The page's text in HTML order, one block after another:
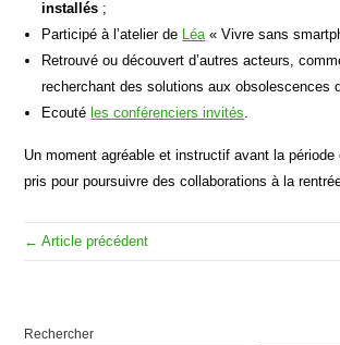
installés ;
Participé à l’atelier de Léa« Vivre sans
Retrouvé ou découvert d’autres acteurs,
recherchant des solutions aux obsolescences
Ecouté les conférenciers invités.
Un moment agréable et instructif avant la
pris pour poursuivre des collaborations à la
← Article précédent
Rechercher